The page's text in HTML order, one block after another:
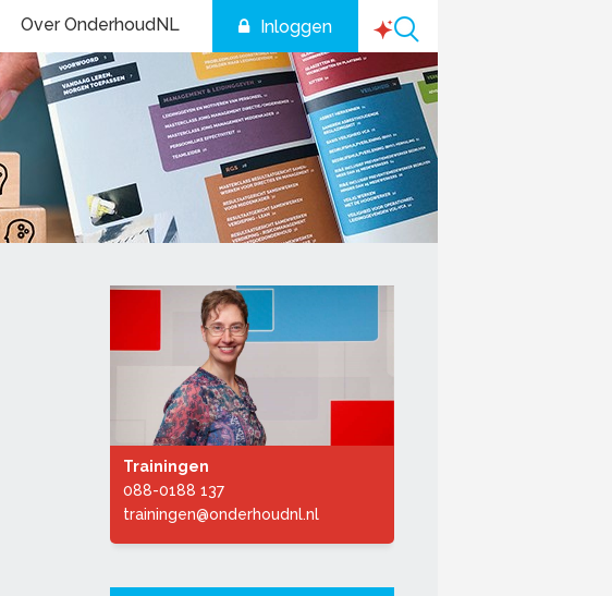
Inloggen
Over OnderhoudNL
Trainingen
088-0188 137
trainingen@onderhoudnl.nl